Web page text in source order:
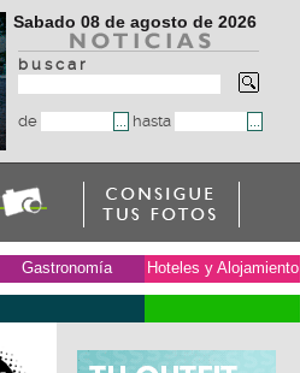
Sabado 08 de agosto de 2026
b u s c a r
de hasta
Gastronomía Hoteles y Alojamiento